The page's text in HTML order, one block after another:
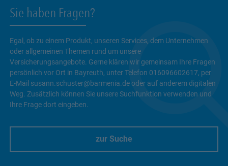
Sie haben Fragen?
Egal, ob zu einem Produkt, unseren Services, dem Unternehmen
oder allgemeinen Themen rund um unsere
Versicherungsangebote. Gerne klären wir gemeinsam Ihre Fragen
persönlich vor Ort in Bayreuth, unter Telefon 016096602617, per
E-Mail susann.schuster@barmenia.de oder auf anderem digitalen
Weg. Zusätzlich können Sie unsere Suchfunktion verwenden und
Ihre Frage dort eingeben.
zur Suche